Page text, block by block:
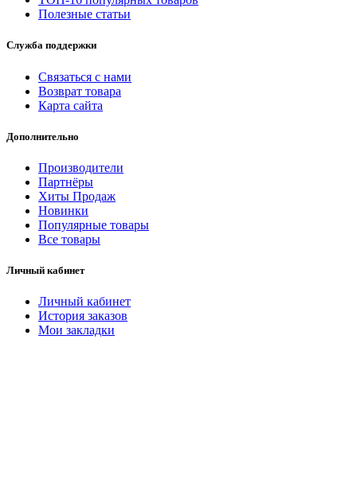
Полезные статьи
Служба поддержки
Связаться с нами
Возврат товара
Карта сайта
Дополнительно
Производители
Партнёры
Хиты Продаж
Новинки
Популярные товары
Все товары
Личный кабинет
Личный кабинет
История заказов
Мои закладки